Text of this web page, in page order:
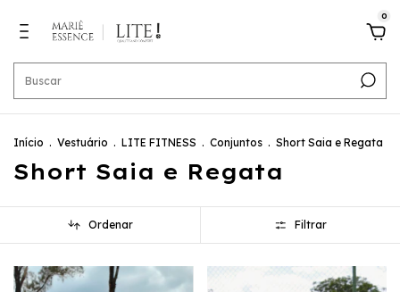
0
Início . Vestuário . LITE FITNESS . Conjuntos . Short Saia e Regata
Short Saia e Regata
Ordenar Filtrar